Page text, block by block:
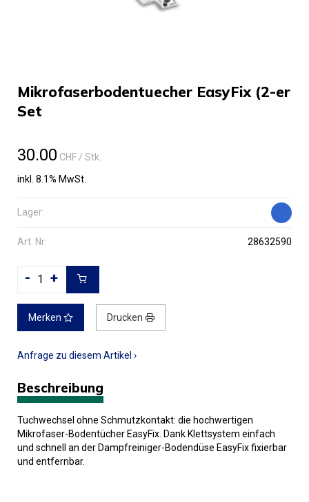
Mikrofaserbodentuecher EasyFix (2-er
Set
30.00 CHF/ Stk.
inkl. 8.1% MwSt.
Lager:
Art. Nr: 28632590
- +
Merken Drucken
Anfrage zu diesem Artikel ›
Beschreibung
Tuchwechsel ohne Schmutzkontakt: die hochwertigen
Mikrofaser-Bodentücher EasyFix. Dank Klettsystem einfach
und schnell an der Dampfreiniger-Bodendüse EasyFix fixierbar
und entfernbar.